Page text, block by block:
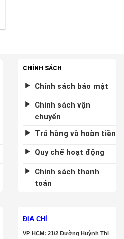
CHÍNH SÁCH
Chính sách bảo mật
Chính sách vận
chuyển
Trả hàng và hoàn tiền
Quy chế hoạt động
Chính sách thanh
toán
ĐỊA CHỈ
VP HCM: 21/2 Đường Huỳnh Thị